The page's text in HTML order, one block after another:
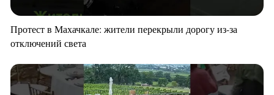
Протест в Махачкале: жители перекрыли дорогу из-за
отключений света